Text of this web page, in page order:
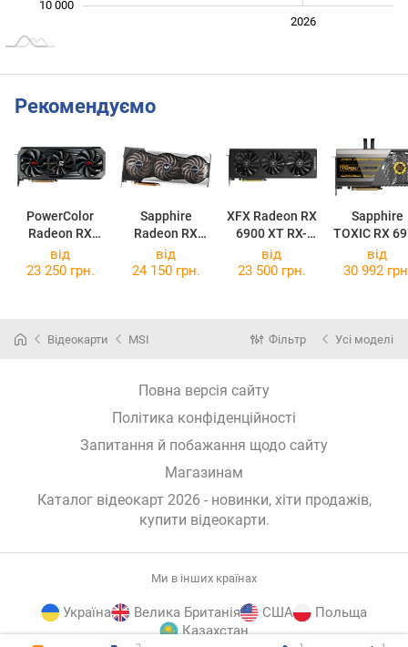
10 000
2026
Рекомендуємо
PowerColor
Radeon RX
6900 XT Red
Devil
Sapphire
Radeon RX
6900 XT
NITRO+ 11308-
XFX Radeon RX
6900 XT RX-
69XTAQFD9
Sapphire
TOXIC RX
XT 11308-
20G
від
23 250 грн.
від
24 150 грн.
від
23 500 грн.
від
30 992
Відеокарти MSI Фільтр Усі моделі
Повна версія сайту
Політика конфіденційності
Запитання й побажання щодо сайту
Магазинам
Каталог відеокарт 2026 - новинки, хіти продажів,
купити відеокарти.
Ми в інших країнах
Україна Велика Британія США
Польща
Казахстан